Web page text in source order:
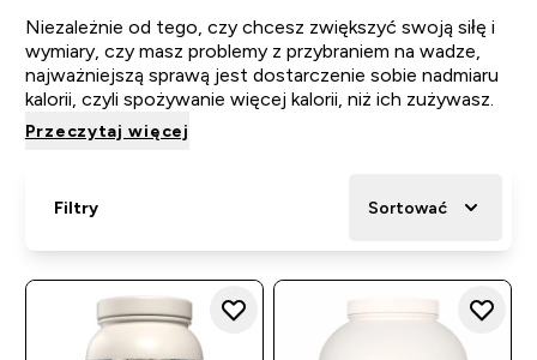
Niezależnie od tego, czy chcesz zwiększyć swoją siłę i
wymiary, czy masz problemy z przybraniem na wadze,
najważniejszą sprawą jest dostarczenie sobie nadmiaru
kalorii, czyli spożywanie więcej kalorii, niż ich zużywasz.
Przeczytaj więcej
Filtry Sortować